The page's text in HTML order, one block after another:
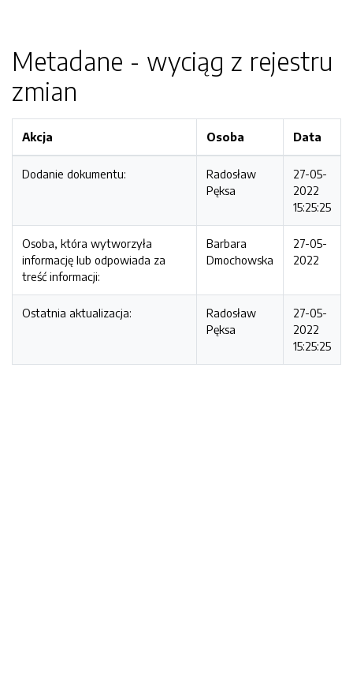
Metadane - wyciąg z rejestru
zmian
Akcja Osoba Data
Dodanie dokumentu:
Radosław
Pęksa
27-05-
2022
15:25:25
Osoba, która wytworzyła
informację lub odpowiada za
treść informacji:
Barbara
Dmochowska
27-05-
2022
Ostatnia aktualizacja:
Radosław
Pęksa
27-05-
2022
15:25:25